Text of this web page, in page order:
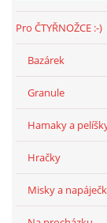
JAK NÁM
Pro ČTYŘNOŽCE :-)
Bazárek
Granule
Hamaky a
Hračky
Misky a